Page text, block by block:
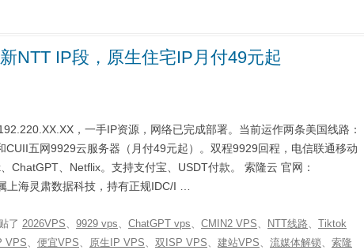
NTT IP段，原生住宅IP月付49元起
，一手IP资源，网络已完成部署。当前运作两条美国线路：
五网9929云服务器（月付49元起）。双程9929回程，电信联通移动
ChatGPT、Netflix。支持支付宝、USDT付款。 索隆云 官网：
海灵肃数据科技，持有正规IDC/I …
了 2026VPS 9929 vps ChatGPT vps CMIN2 VPS NTT线路
Tiktok
VPS 便宜VPS 原生IP VPS 双ISP VPS 建站VPS 流媒体解锁
索隆